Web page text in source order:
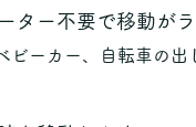
ター不要で移動がラ
ビーカー、自転車の出